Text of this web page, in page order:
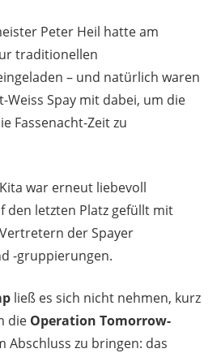
Peter Heil hatte am
traditionellen
– und natürlich waren
Weiss Spay mit dabei, um die
Fassenacht-Zeit zu
war erneut liebevoll
den letzten Platz gefüllt mit
der Spayer
-gruppierungen.
ließ es sich nicht nehmen, kurz
die Operation Tomorrow-
Abschluss zu bringen: das